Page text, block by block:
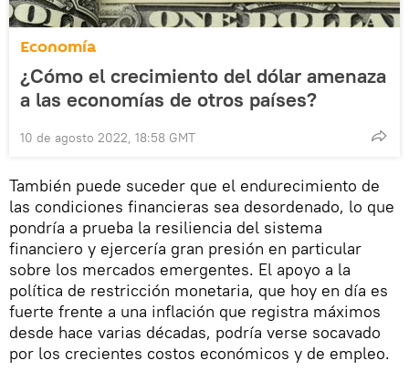
Economía
¿Cómo el crecimiento del dólar amenaza
a las economías de otros países?
10 de agosto 2022, 18:58 GMT
También puede suceder que el endurecimiento de
las condiciones financieras sea desordenado, lo que
pondría a prueba la resiliencia del sistema
financiero y ejercería gran presión en particular
sobre los mercados emergentes. El apoyo a la
política de restricción monetaria, que hoy en día es
fuerte frente a una inflación que registra máximos
desde hace varias décadas, podría verse socavado
por los crecientes costos económicos y de empleo.